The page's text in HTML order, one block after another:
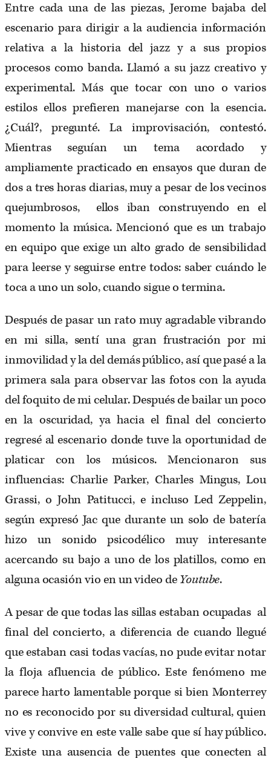
Entre cada una de las piezas, Jerome bajaba del
escenario para dirigir a la audiencia información
relativa a la historia del jazz y a sus propios
procesos como banda. Llamó a su jazz creativo y
experimental. Más que tocar con uno o varios
estilos ellos prefieren manejarse con la esencia.
¿Cuál?, pregunté. La improvisación, contestó.
Mientras seguían un tema acordado y
ampliamente practicado en ensayos que duran de
dos a tres horas diarias, muy a pesar de los vecinos
quejumbrosos, ellos iban construyendo en el
momento la música. Mencionó que es un trabajo
en equipo que exige un alto grado de sensibilidad
para leerse y seguirse entre todos: saber cuándo le
toca a uno un solo, cuando sigue o termina.
Después de pasar un rato muy agradable vibrando
en mi silla, sentí una gran frustración por mi
inmovilidad y la del demás público, así que pasé a la
primera sala para observar las fotos con la ayuda
del foquito de mi celular. Después de bailar un poco
en la oscuridad, ya hacia el final del concierto
regresé al escenario donde tuve la oportunidad de
platicar con los músicos. Mencionaron sus
influencias: Charlie Parker, Charles Mingus, Lou
Grassi, o John Patitucci, e incluso Led Zeppelin,
según expresó Jac que durante un solo de batería
hizo un sonido psicodélico muy interesante
acercando su bajo a uno de los platillos, como en
alguna ocasión vio en un video deYoutube.
A pesar de que todas las sillas estaban ocupadas al
final del concierto, a diferencia de cuando llegué
que estaban casi todas vacías, no pude evitar notar
la floja afluencia de público. Este fenómeno me
parece harto lamentable porque si bien Monterrey
no es reconocido por su diversidad cultural, quien
vive y convive en este valle sabe que sí hay público.
Existe una ausencia de puentes que conecten al